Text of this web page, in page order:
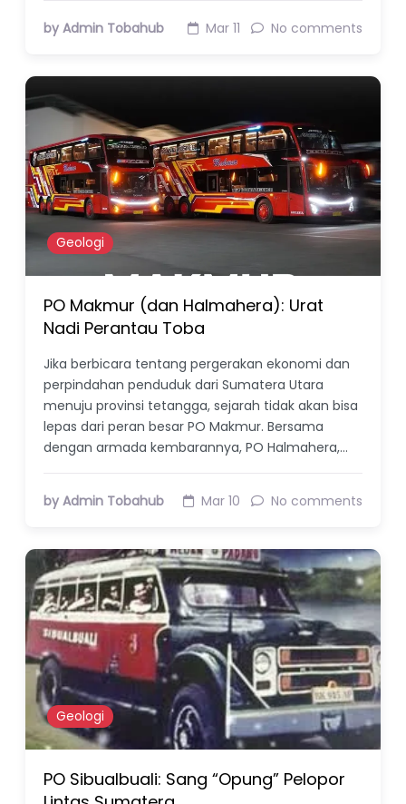
by Admin Tobahub Mar 11 No comments
Geologi
PO Makmur (dan Halmahera): Urat
Nadi Perantau Toba
Jika berbicara tentang pergerakan ekonomi dan
perpindahan penduduk dari Sumatera Utara
menuju provinsi tetangga, sejarah tidak akan bisa
lepas dari peran besar PO Makmur. Bersama
dengan armada kembarannya, PO Halmahera,…
by Admin Tobahub Mar 10 No comments
Geologi
PO Sibualbuali: Sang “Opung” Pelopor